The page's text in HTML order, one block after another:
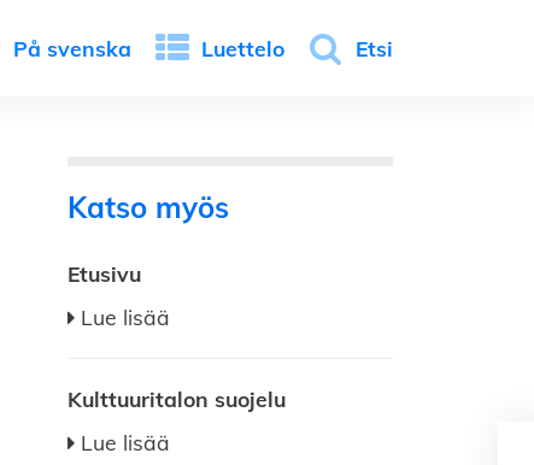
Etsi
Luettelo
På svenska
Katso myös
Etusivu
Lue lisää
Kulttuuritalon suojelu
Lue lisää